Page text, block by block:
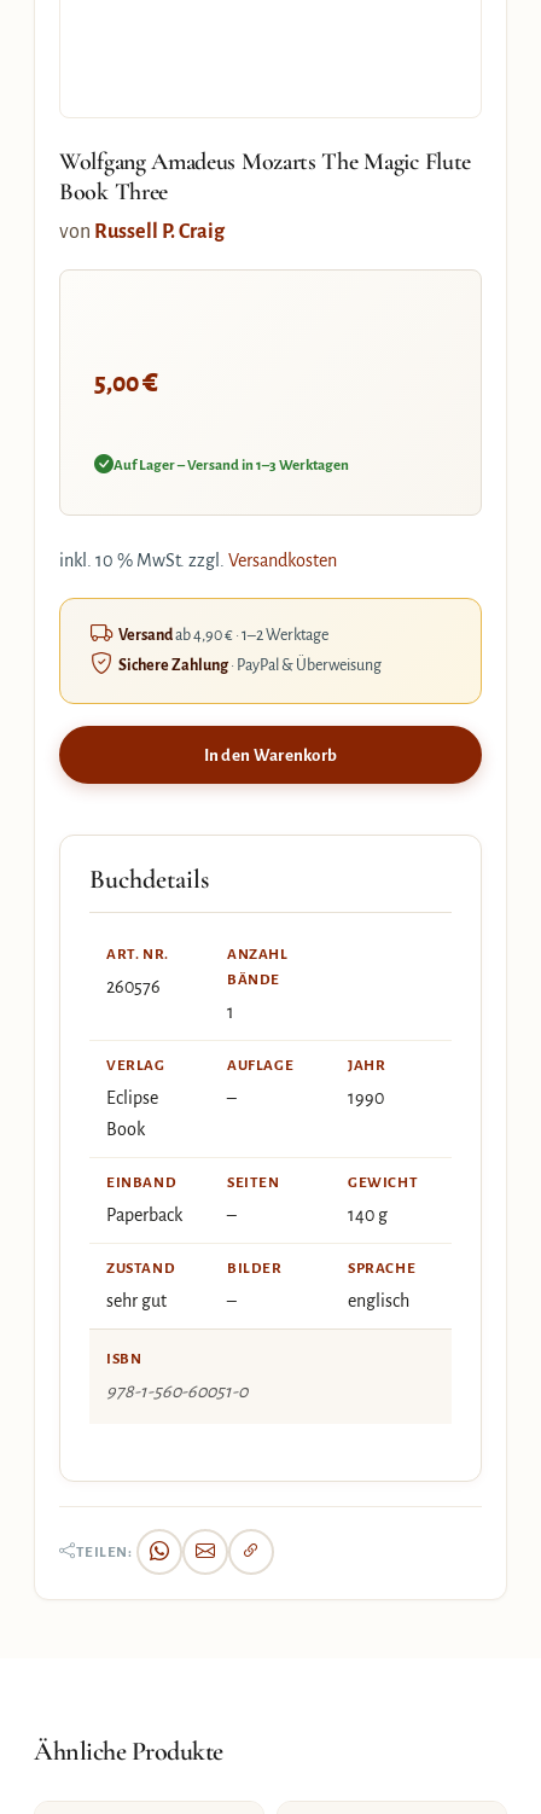
Wolfgang Amadeus Mozarts The Magic Flute
Book Three
von Russell P. Craig
5,00€
Auf Lager – Versand in 1–3 Werktagen
inkl. 10 % MwSt. zzgl. Versandkosten
Versandab 4,90 € · 1–2 Werktage
Sichere Zahlung· PayPal & Überweisung
In den Warenkorb
Buchdetails
ART. NR.
260576
ANZAHL
BÄNDE
1
VERLAG
Eclipse
Book
AUFLAGE
–
JAHR
1990
EINBAND
Paperback
SEITEN
–
GEWICHT
140 g
ZUSTAND
sehr gut
BILDER
–
SPRACHE
englisch
ISBN
978-1-560-60051-0
TEILEN:
Ähnliche Produkte